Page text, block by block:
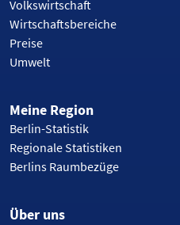
Volkswirtschaft
Wirtschaftsbereiche
Preise
Umwelt
Meine Region
Berlin-Statistik
Regionale Statistiken
Berlins Raumbezüge
Über uns